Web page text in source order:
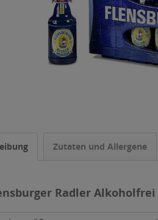
Zutaten und Allergene
Radler Alkoholfrei